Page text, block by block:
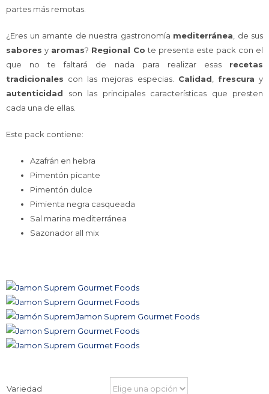
partes más remotas.
¿Eres un amante de nuestra gastronomía mediterránea , de sus
sabores y aromas? Regional Co te presenta este pack con el
que no te faltará de nada para realizar esas recetas
tradicionales con las mejoras especias. Calidad frescura y
autenticidad son las principales características que presten
cada una de ellas.
Este pack contiene:
Azafrán en hebra
Pimentón picante
Pimentón dulce
Pimienta negra casqueada
Sal marina mediterránea
Sazonador all mix
Variedad